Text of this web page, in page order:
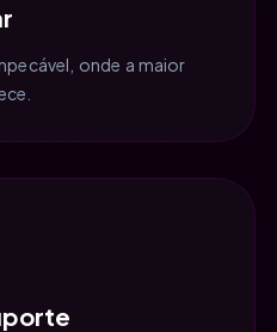
onde a maior